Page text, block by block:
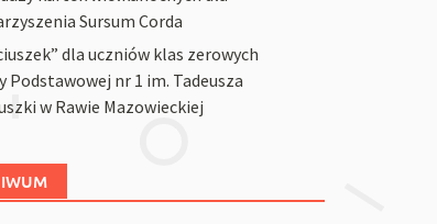
Sursum Corda
dla uczniów klas zerowych
Podstawowej nr 1 im. Tadeusza
w Rawie Mazowieckiej